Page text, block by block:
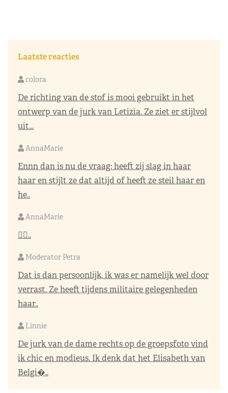
Laatste reacties
colora
De richting van de stof is mooi gebruikt in het
ontwerp van de jurk van Letizia. Ze ziet er stijlvol
uit...
AnnaMarie
Ennn dan is nu de vraag: heeft zij slag in haar
haar en stijlt ze dat altijd of heeft ze steil haar en
he..
AnnaMarie
👌🏼..
Moderator Petra
Dat is dan persoonlijk, ik was er namelijk wel door
verrast. Ze heeft tijdens militaire gelegenheden
haar..
Linnie
De jurk van de dame rechts op de groepsfoto vind
ik chic en modieus. Ik denk dat het Elisabeth van
Belgi�..